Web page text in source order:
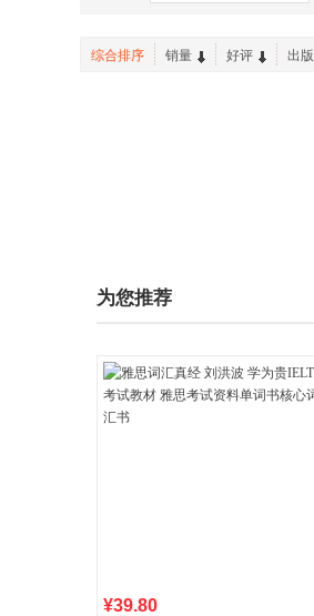
综合排序 销量 好评 出
为您推荐
¥39.80